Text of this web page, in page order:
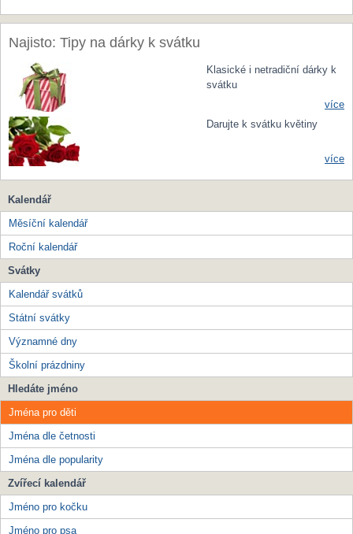
Najisto: Tipy na dárky k svátku
Klasické i netradiční dárky k
svátku
více
Darujte k svátku květiny
více
Kalendář
Měsíční kalendář
Roční kalendář
Svátky
Kalendář svátků
Státní svátky
Významné dny
Školní prázdniny
Hledáte jméno
Jména pro děti
Jména dle četnosti
Jména dle popularity
Zvířecí kalendář
Jméno pro kočku
Jméno pro psa